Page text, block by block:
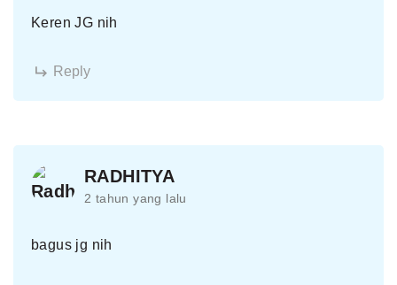
Keren JG nih
Reply
RADHITYA
2 tahun yang lalu
bagus jg nih